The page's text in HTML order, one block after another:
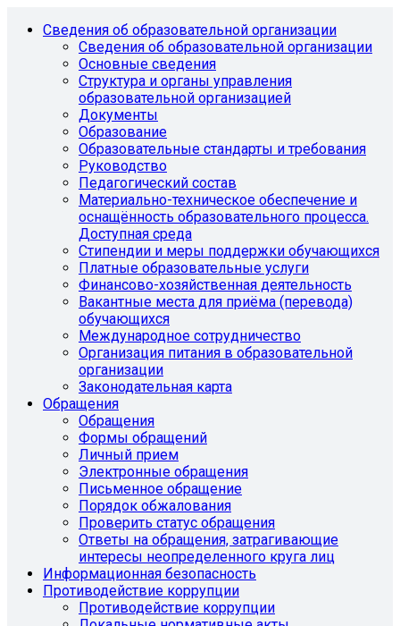
Сведения об образовательной организации
Сведения об образовательной организации
Основные сведения
Структура и органы управления
образовательной организацией
Документы
Образование
Образовательные стандарты и требования
Руководство
Педагогический состав
Материально-техническое обеспечение и
оснащённость образовательного процесса.
Доступная среда
Стипендии и меры поддержки обучающихся
Платные образовательные услуги
Финансово-хозяйственная деятельность
Вакантные места для приёма (перевода)
обучающихся
Международное сотрудничество
Организация питания в образовательной
организации
Законодательная карта
Обращения
Обращения
Формы обращений
Личный прием
Электронные обращения
Письменное обращение
Порядок обжалования
Проверить статус обращения
Ответы на обращения, затрагивающие
интересы неопределенного круга лиц
Информационная безопасность
Противодействие коррупции
Противодействие коррупции